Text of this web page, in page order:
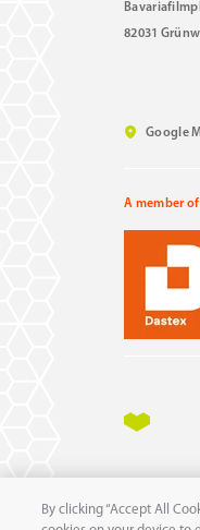
82031
Google
A member
Impressum
By clicking “Accept All